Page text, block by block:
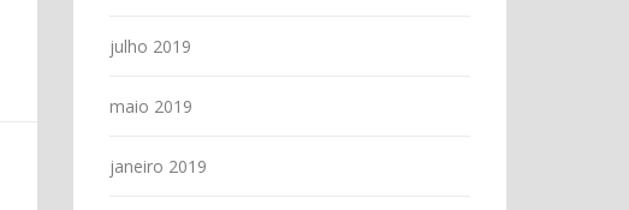
julho 2019
maio 2019
janeiro 2019